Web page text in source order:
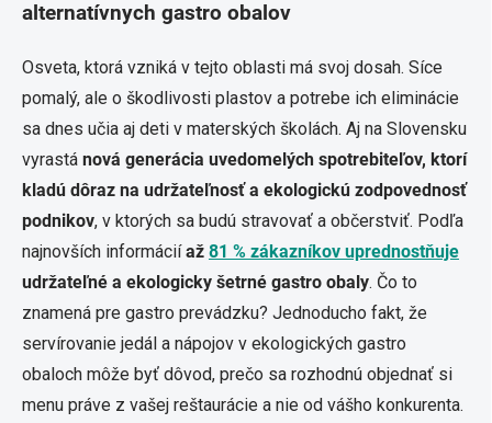
alternatívnych gastro obalov
Osveta, ktorá vzniká v tejto oblasti má svoj dosah. Síce
pomalý, ale o škodlivosti plastov a potrebe ich eliminácie
sa dnes učia aj deti v materských školách. Aj na Slovensku
vyrastá nová generácia uvedomelých spotrebiteľov, ktorí
kladú dôraz na udržateľnosť a ekologickú zodpovednosť
podnikov, v ktorých sa budú stravovať a občerstviť. Podľa
najnovších informáciíaž 81 % zákazníkov uprednostňuje
udržateľné a ekologicky šetrné gastro obaly. Čo to
znamená pre gastro prevádzku? Jednoducho fakt, že
servírovanie jedál a nápojov v ekologických gastro
obaloch môže byť dôvod, prečo sa rozhodnú objednať si
menu práve z vašej reštaurácie a nie od vášho konkurenta.